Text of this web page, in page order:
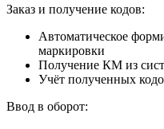
Заказ и получение кодов:
Автоматическое
маркировки
Получение КМ из
Учёт полученных
Ввод в оборот: